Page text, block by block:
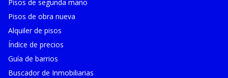
Pisos de segunda mano
Pisos de obra nueva
Alquiler de pisos
Índice de precios
Guía de barrios
Buscador de Inmobiliarias